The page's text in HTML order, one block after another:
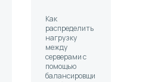
Как
распределить
нагрузку
между
серверами с
помощью
балансировщи